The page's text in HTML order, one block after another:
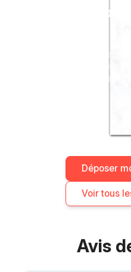
Créez un album
Créez un album
les hommages à Yvette
pour vous ou pour une
Déposer
Voir tous
Avis